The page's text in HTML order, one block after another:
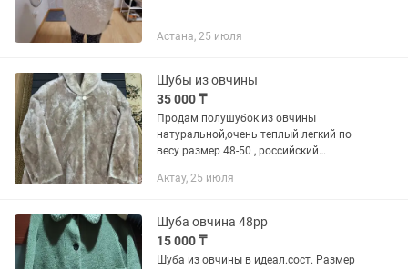
Астана, 25 июля
Шубы из овчины
35 000 ₸
Продам полушубок из овчины
натуральной,очень теплый легкий по
весу размер 48-50 , российский
Актау, 25 июля
Шуба овчина 48рр
15 000 ₸
Шуба из овчины в идеал.сост. Размер